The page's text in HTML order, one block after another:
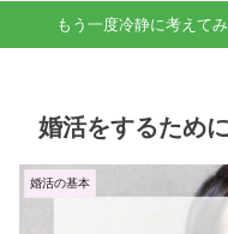
もう一度冷静に考えて
婚活をするため
婚活の基本